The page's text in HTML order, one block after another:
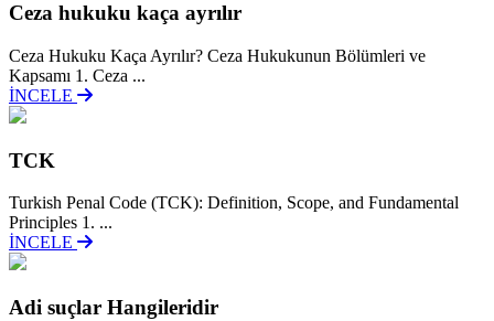
Ceza hukuku kaça ayrılır
Ceza Hukuku Kaça Ayrılır? Ceza Hukukunun Bölümleri ve
Kapsamı 1. Ceza ...
İNCELE
TCK
Turkish Penal Code (TCK): Definition, Scope, and Fundamental
Principles 1. ...
İNCELE
Adi suçlar Hangileridir